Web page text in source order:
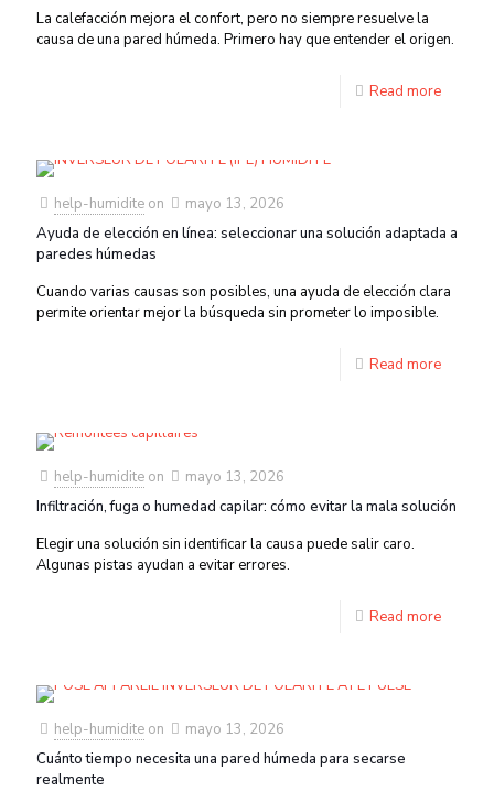
La calefacción mejora el confort, pero no siempre resuelve la
causa de una pared húmeda. Primero hay que entender el origen.
Read more
help-humidite on
mayo 13, 2026
Ayuda de elección en línea: seleccionar una solución adaptada a
paredes húmedas
Cuando varias causas son posibles, una ayuda de elección clara
permite orientar mejor la búsqueda sin prometer lo imposible.
Read more
help-humidite on
mayo 13, 2026
Infiltración, fuga o humedad capilar: cómo evitar la mala solución
Elegir una solución sin identificar la causa puede salir caro.
Algunas pistas ayudan a evitar errores.
Read more
help-humidite on
mayo 13, 2026
Cuánto tiempo necesita una pared húmeda para secarse
realmente